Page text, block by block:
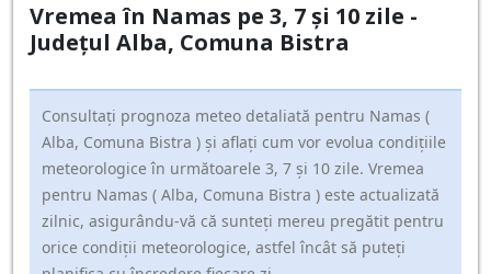
Vremea în Namas pe 3, 7 și 10 zile -
Județul Alba, Comuna Bistra
Consultați prognoza meteo detaliată pentru Namas (
Alba, Comuna Bistra ) și aflați cum vor evolua condițiile
meteorologice în următoarele 3, 7 și 10 zile. Vremea
pentru Namas ( Alba, Comuna Bistra ) este actualizată
zilnic, asigurându-vă că sunteți mereu pregătit pentru
orice condiții meteorologice, astfel încât să puteți